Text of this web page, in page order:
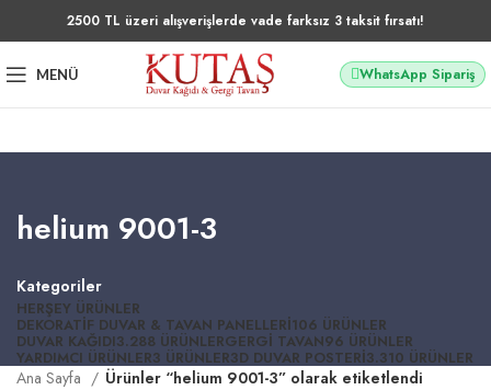
2500 TL üzeri alışverişlerde vade farksız 3 taksit fırsatı!
MENÜ WhatsApp Sipariş
helium 9001-3
Kategoriler
HERŞEY ÜRÜNLER
DEKORATIF DUVAR & TAVAN PANELLERI106 ÜRÜNLER
DUVAR KAĞIDI3.288 ÜRÜNLERGERGI TAVAN96 ÜRÜNLER
YARDIMCI ÜRÜNLER3 ÜRÜNLER3D DUVAR POSTERI3.310 ÜRÜNLER
Ana Sayfa
Ürünler “helium 9001-3” olarak etiketlendi